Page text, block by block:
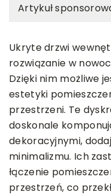
Artykuł
Ukryte drzwi
rozwiązanie w
Dzięki nim możliwe
estetyki
przestrzeni. Te
doskonale
dekoracyjnymi,
minimalizmu. Ich
łączenie
przestrzeń, co